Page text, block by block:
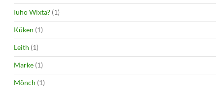
Iuho Wixta? (1)
Küken (1)
Leith (1)
Marke (1)
Mönch (1)